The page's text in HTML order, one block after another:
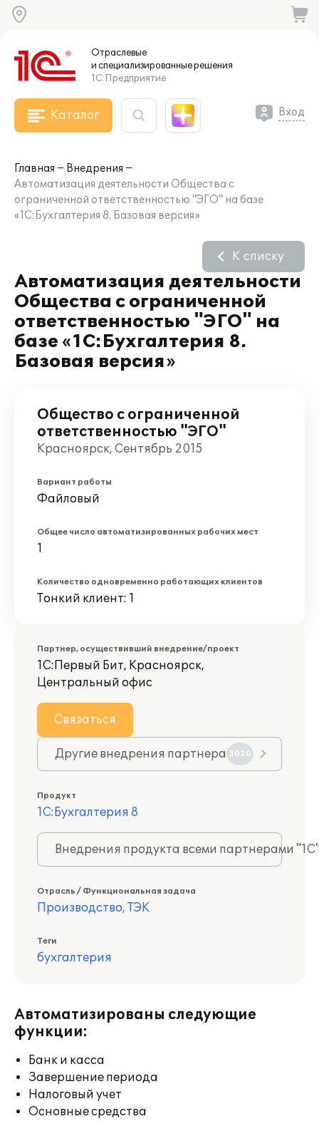
Отраслевые
и специализированныерешения
1С:Предприятие
Каталог Вход
Главная
Внедрения
Автоматизация деятельности Общества с
ограниченной ответственностью "ЭГО" на базе
«1С:Бухгалтерия 8. Базовая версия»
Автоматизация деятельности
Общества с ограниченной
ответственностью "ЭГО" на
базе «1С:Бухгалтерия 8.
Базовая версия»
К списку
Общество с ограниченной
ответственностью "ЭГО"
Красноярск, Сентябрь 2015
Вариант работы
Файловый
Общее число автоматизированных рабочих мест
1
Количество одновременно работающих клиентов
Тонкий клиент: 1
Партнер, осуществивший внедрение/проект
1С:Первый Бит, Красноярск,
Центральный офис
Связаться
Другие внедрения партнера 5020
Продукт
1С:Бухгалтерия 8
Внедрения продукта всеми партнерами
Отрасль / Функциональная задача
Производство, ТЭК
Теги
бухгалтерия
Автоматизированы следующие
функции:
Банк и касса
Завершение периода
Налоговый учет
Основные средства